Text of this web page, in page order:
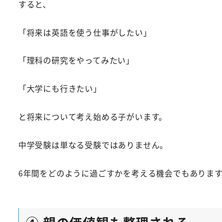
すると、
「将来は英語を使う仕事がしたい」
「理科の研究をやってみたい」
「大学にも行きたい」
と将来について考え始める子がいます。
中学受験は単なる受験ではありません。
6年間をどのように過ごすかを考える機会でもありま